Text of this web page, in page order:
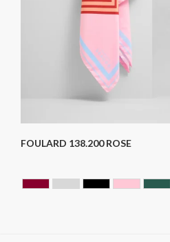
FOULARD 138.200 ROSE